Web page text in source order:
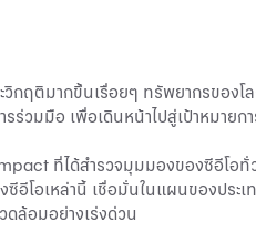
กฤติมากขึ้นเรื่อยๆ ทรัพยากรของ
วมมือ เพื่อเดินหน้าไปสู่เป้าหมายกา
ที่ได้สำรวจมุมมองของซีอีโอทั่
อีโอเหล่านี้ เชื่อมั่นในแผนของประ
ล้อมอย่างเร่งด่วน